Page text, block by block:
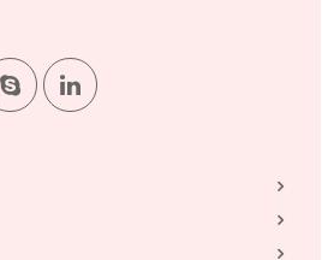
らないのが言…
る、楽しく正しい発音練習法
ったのに、外国の人と話そうと思っ
それは、多く…